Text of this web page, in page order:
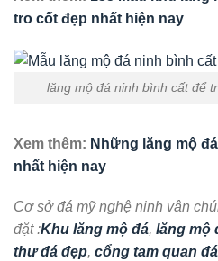
tro cốt đẹp nhất hiện nay
lăng mộ đá ninh bình cất để
Xem thêm: Những lăng mộ
nhất hiện nay
Cơ sở đá mỹ nghệ ninh vân
đặt :Khu lăng mộ đá, lăng mộ
thư đá đẹp, cổng tam quan đá